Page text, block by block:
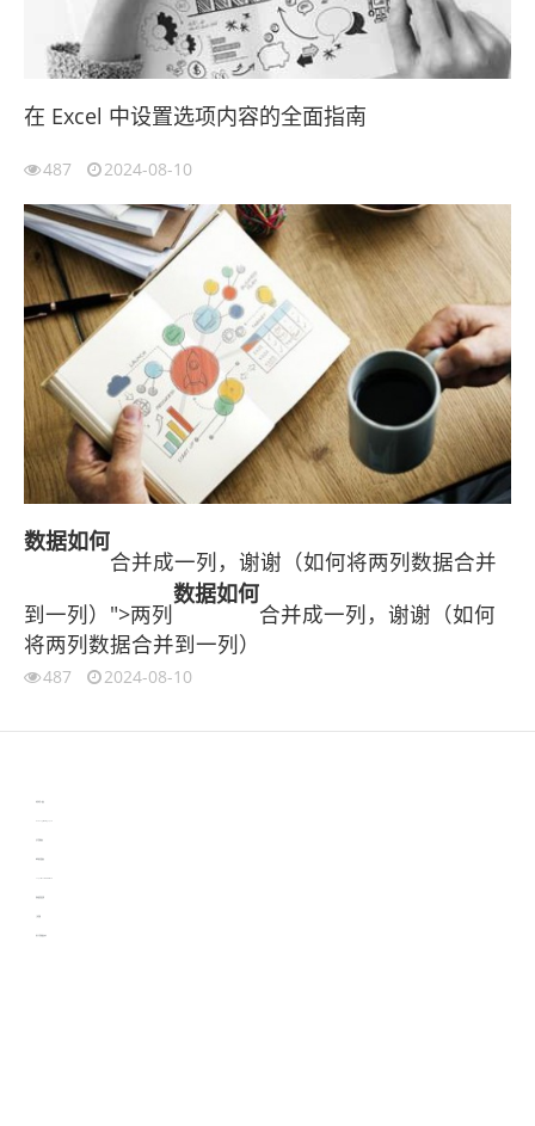
在 Excel 中设置选项内容的全面指南
487 2024-08-10
数据如何
合并成一列，谢谢（如何将两列数据合并
到一列）">两列
数据如何
合并成一列，谢谢（如何
将两列数据合并到一列）
487 2024-08-10